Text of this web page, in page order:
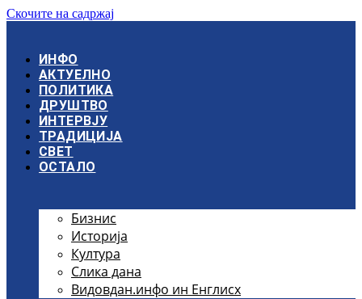
Скочите на садржај
ИНФО
АКТУЕЛНО
ПОЛИТИКА
ДРУШТВО
ИНТЕРВЈУ
ТРАДИЦИЈА
СВЕТ
ОСТАЛО
Бизнис
Историја
Култура
Слика дана
Видовдан.инфо ин Енглисх